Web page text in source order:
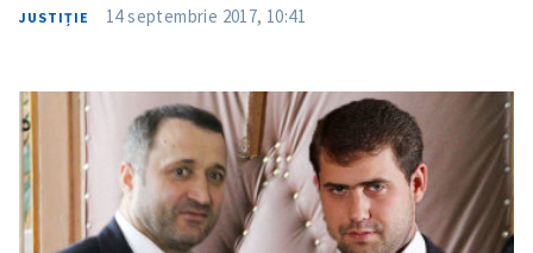
JUSTIȚIE 14 septembrie 2017, 10:41